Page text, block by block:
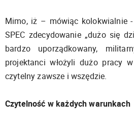
Mimo, iż – mówiąc kolokwialnie
SPEC zdecydowanie „dużo się
bardzo uporządkowany,
projektanci włożyli dużo pracy
czytelny zawsze i wszędzie.
Czytelność w każdych warunkach